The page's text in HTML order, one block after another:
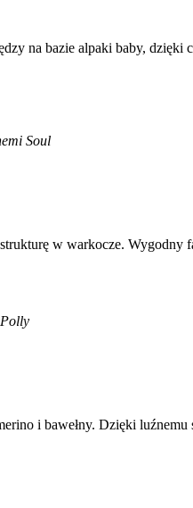
na bazie alpaki baby, dzięki
Soul
w warkocze. Wygodny
i bawełny. Dzięki